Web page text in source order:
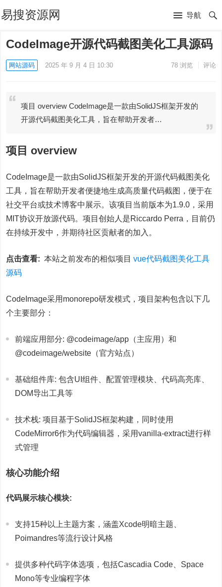
易搜资源网 导航
CodeImage开源代码截图美化工具源码
网站源码 2025 年 9 月 4 日 10:30 78浏览 评论
项目 overview CodeImage是一款由SolidJS框架开发的
开源代码截图美化工具，旨在帮助开发者…
项目 overview
CodeImage是一款由SolidJS框架开发的开源代码截图美化
工具，旨在帮助开发者便捷地生成高质量代码截图，便于在
社交平台或技术博客中展示。该项目当前版本为1.9.0，采用
MIT协议开放源代码。项目创始人是Riccardo Perra，目前仍
在持续开发中，并期待社区贡献者的加入。
点击查看: 本站之前发布的相似项目 vue代码截图美化工具
源码
CodeImage采用monorepo研发模式，项目架构包含以下几
个主要部分：
前端应用部分: @codeimage/app（主应用）和
@codeimage/website（官方站点）
基础组件库: 包含UI组件、配置管理模块、代码高亮库、
DOM导出工具等
技术栈: 项目基于SolidJS框架构建，同时使用
CodeMirror6作为代码编辑器，采用vanilla-extract进行样
式管理
核心功能介绍
代码展示核心模块:
支持15种以上主题方案，涵盖Xcode明暗主题、
Poimandres等流行设计风格
提供多种代码字体选项，包括Cascadia Code、Space
Mono等专业编程字体